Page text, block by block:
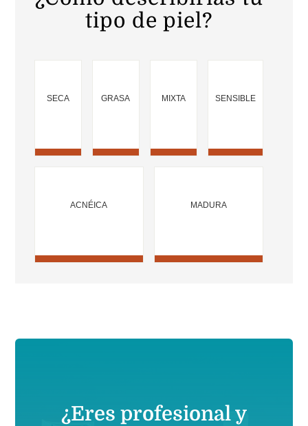
tipo de piel?
SECA GRASA MIXTA SENSIBLE
ACNÉICA MADURA
¿Eres profesional y